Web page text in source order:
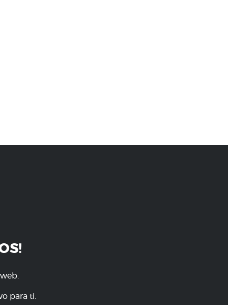
para ti.